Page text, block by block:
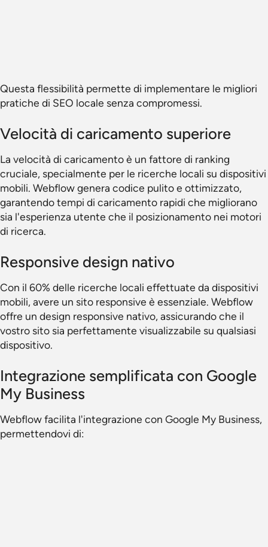
Questa flessibilità permette di implementare le migliori
pratiche di SEO locale senza compromessi.
Velocità di caricamento superiore
La velocità di caricamento è un fattore di ranking
cruciale, specialmente per le ricerche locali su dispositivi
mobili. Webflow genera codice pulito e ottimizzato,
garantendo tempi di caricamento rapidi che migliorano
sia l'esperienza utente che il posizionamento nei motori
di ricerca.
Responsive design nativo
Con il 60% delle ricerche locali effettuate da dispositivi
mobili, avere un sito responsive è essenziale. Webflow
offre un design responsive nativo, assicurando che il
vostro sito sia perfettamente visualizzabile su qualsiasi
dispositivo.
Integrazione semplificata con Google
My Business
Webflow facilita l'integrazione con Google My Business,
permettendovi di: